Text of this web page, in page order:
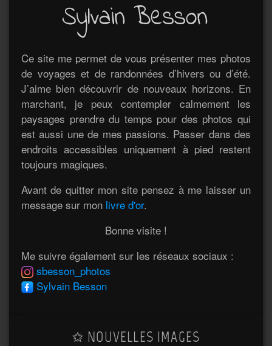
Ce site me permet de vous présenter mes photos
de voyages et de randonnées d’hivers ou d’été.
J’aime bien découvrir de nouveaux horizons. En
marchant, je peux contempler calmement les
paysages prendre du temps pour des photos qui
est aussi une de mes passions. Passer dans des
endroits accessibles uniquement à pied restent
toujours magiques.
Avant de quitter mon site pensez à me laisser un
message sur mon livre d'or.
Bonne visite !
Me suivre également sur les réseaux sociaux :
sbesson_photos
Sylvain Besson
NOUVELLES IMAGES